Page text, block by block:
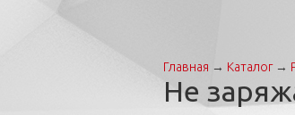
Вы здесь
Главная → Каталог→
Не